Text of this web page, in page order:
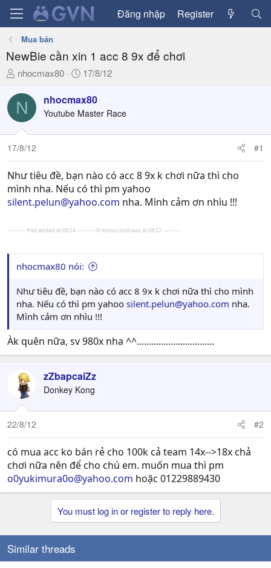
Đăng nhập Register
Mua bán
NewBie cần xin 1 acc 8 9x để chơi
T
r
e
a
d
s
t
a
r
t
nhocmax80
N
à
y
ử
17/8/12
N nhocmax80
Youtube Master Race
17/8/12 #1
Như tiêu đề, bạn nào có acc 8 9x k chơi nữa thì cho
mình nha. Nếu có thì pm yahoo
silent.pelun@yahoo.com nha. Mình cảm ơn nhìu !!!
---------- Post added at 09:24 ---------- Previous post was at 09:22 ----------
nhocmax80 nói:
Như tiêu đề, bạn nào có acc 8 9x k chơi nữa thì cho mình
nha. Nếu có thì pm yahoo silent.pelun@yahoo.com nha.
Mình cảm ơn nhìu !!!
Àk quên nữa, sv 980x nha ^^................................
zZbapcaiZz
Donkey Kong
22/8/12 #2
có mua acc ko bán rẻ cho 100k cả team 14x-->18x chả
chơi nữa nên để cho chú em. muốn mua thì pm
o0yukimura0o@yahoo.com hoặc 01229889430
You must log in or register to reply here.
Similar threads